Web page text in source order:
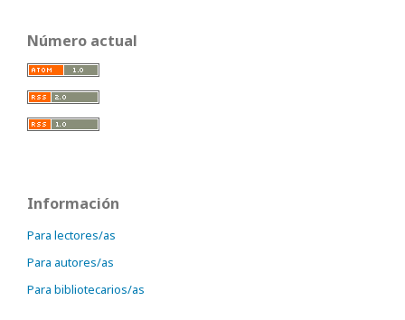
Número actual
Información
Para lectores/as
Para autores/as
Para bibliotecarios/as